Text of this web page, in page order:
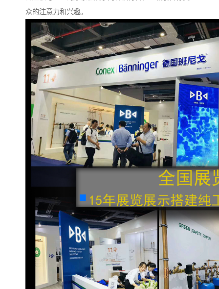
众的注意力和兴趣。